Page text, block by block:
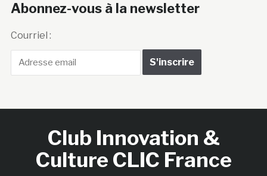
Abonnez-vous à la newsletter
Courriel :
Club Innovation &
Culture CLIC France